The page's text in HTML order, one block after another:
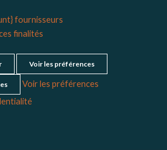
fournisseurs
finalités
Voir les préférences
Voir les préférences